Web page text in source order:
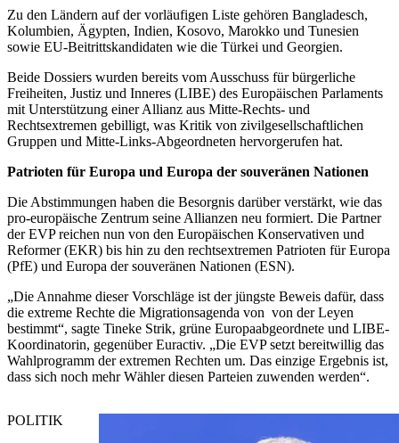
Zu den Ländern auf der vorläufigen Liste gehören Bangladesch,
Kolumbien, Ägypten, Indien, Kosovo, Marokko und Tunesien
sowie EU-Beitrittskandidaten wie die Türkei und Georgien.
Beide Dossiers wurden bereits vom Ausschuss für bürgerliche
Freiheiten, Justiz und Inneres (LIBE) des Europäischen Parlaments
mit Unterstützung einer Allianz aus Mitte-Rechts- und
Rechtsextremen gebilligt, was Kritik von zivilgesellschaftlichen
Gruppen und Mitte-Links-Abgeordneten hervorgerufen hat.
Patrioten für Europa und Europa der souveränen Nationen
Die Abstimmungen haben die Besorgnis darüber verstärkt, wie das
pro-europäische Zentrum seine Allianzen neu formiert. Die Partner
der EVP reichen nun von den Europäischen Konservativen und
Reformer (EKR) bis hin zu den rechtsextremen Patrioten für Europa
(PfE) und Europa der souveränen Nationen (ESN).
„Die Annahme dieser Vorschläge ist der jüngste Beweis dafür, dass
die extreme Rechte die Migrationsagenda von von der Leyen
bestimmt“, sagte Tineke Strik, grüne Europaabgeordnete und LIBE-
Koordinatorin, gegenüber Euractiv. „Die EVP setzt bereitwillig das
Wahlprogramm der extremen Rechten um. Das einzige Ergebnis ist,
dass sich noch mehr Wähler diesen Parteien zuwenden werden“.
POLITIK